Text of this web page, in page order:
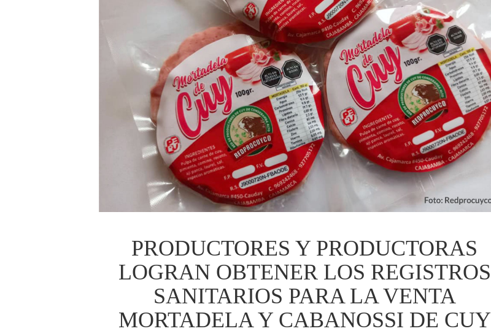
PRODUCTORES Y PRODUCTORAS
LOGRAN OBTENER LOS REGISTROS
SANITARIOS PARA LA VENTA
MORTADELA Y CABANOSSI DE CUY